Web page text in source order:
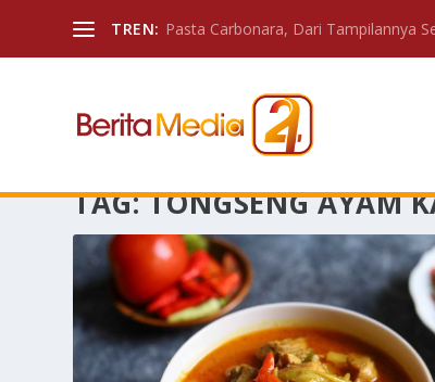
TREN: Pasta Carbonara, Dari Tampilannya
TAG:TONGSENG AYAM